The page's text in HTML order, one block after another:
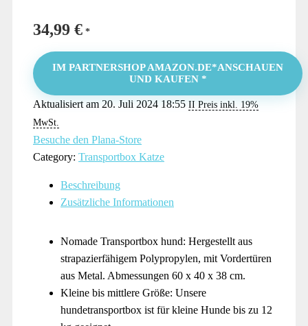
34,99 €
IM PARTNERSHOP AMAZON.DE*ANSCHAUEN
UND KAUFEN *
Aktualisiert am 20. Juli 2024 18:55 II Preis inkl. 19%
MwSt.
Besuche den Plana-Store
Category: Transportbox Katze
Beschreibung
Zusätzliche Informationen
Nomade Transportbox hund: Hergestellt aus
strapazierfähigem Polypropylen, mit Vordertüren
aus Metal. Abmessungen 60 x 40 x 38 cm.
Kleine bis mittlere Größe: Unsere
hundetransportbox ist für kleine Hunde bis zu 12